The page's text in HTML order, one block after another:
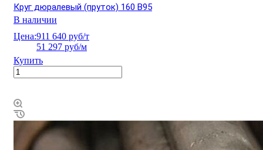
Круг дюралевый (пруток) 160 В95
В наличии
Цена:911 640 руб/т
51 297 руб/м
Купить